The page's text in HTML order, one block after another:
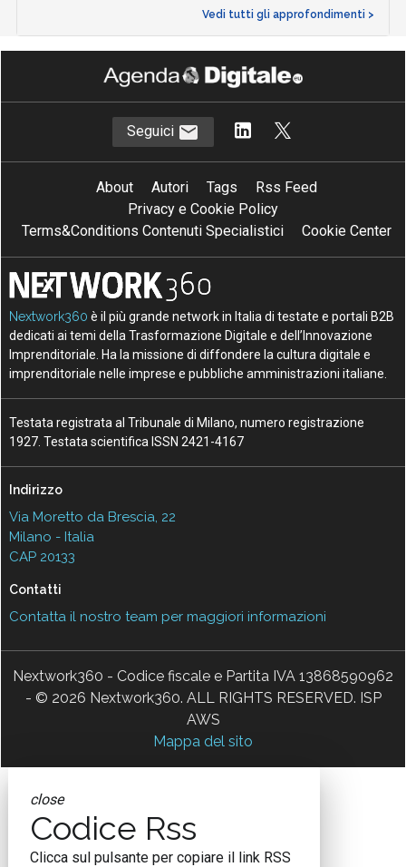
Vedi tutti gli approfondimenti >
Seguici
About Autori Tags
Rss Feed
Privacy e Cookie Policy
Terms&Conditions Contenuti Specialistici
Cookie Center
Nextwork360 è il più grande network in Italia di testate e portali B2B
dedicati ai temi della Trasformazione Digitale e dell’Innovazione
Imprenditoriale. Ha la missione di diffondere la cultura digitale e
imprenditoriale nelle imprese e pubbliche amministrazioni italiane.
Testata registrata al Tribunale di Milano, numero registrazione
1927. Testata scientifica ISSN 2421-4167
Indirizzo
Via Moretto da Brescia, 22
Milano - Italia
CAP 20133
Contatti
Contatta il nostro team per maggiori informazioni
Nextwork360 - Codice fiscale e Partita IVA 13868590962
- © 2026 Nextwork360. ALL RIGHTS RESERVED. ISP
AWS
Mappa del sito
close
Codice Rss
Clicca sul pulsante per copiare il link RSS